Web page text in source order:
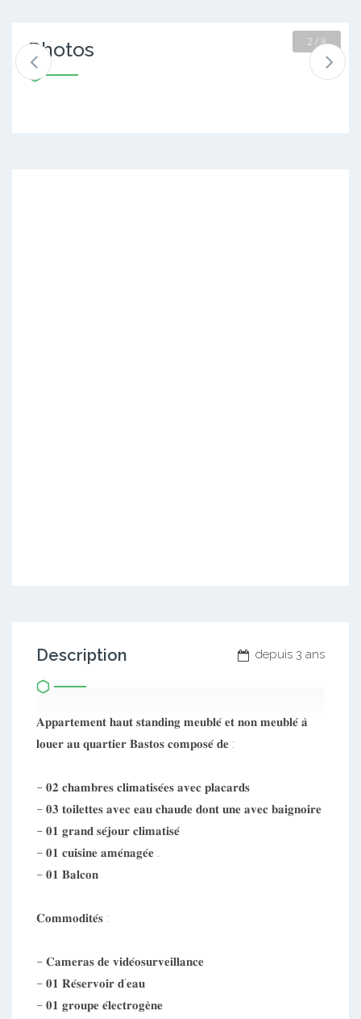
Photos 2 / 8
depuis 3 ans
Description
𝐀𝐩𝐩𝐚𝐫𝐭𝐞𝐦𝐞𝐧𝐭 𝐡𝐚𝐮𝐭 𝐬𝐭𝐚𝐧𝐝𝐢𝐧𝐠 𝐦𝐞𝐮𝐛𝐥𝐞́ 𝐞𝐭 𝐧𝐨𝐧 𝐦𝐞𝐮𝐛𝐥𝐞́ 𝐚̀
𝐥𝐨𝐮𝐞𝐫 𝐚𝐮 𝐪𝐮𝐚𝐫𝐭𝐢𝐞𝐫 𝐁𝐚𝐬𝐭𝐨𝐬 𝐜𝐨𝐦𝐩𝐨𝐬𝐞́ 𝐝𝐞 :
– 𝟎𝟐 𝐜𝐡𝐚𝐦𝐛𝐫𝐞𝐬 𝐜𝐥𝐢𝐦𝐚𝐭𝐢𝐬𝐞́𝐞𝐬 𝐚𝐯𝐞𝐜 𝐩𝐥𝐚𝐜𝐚𝐫𝐝𝐬
– 𝟎𝟑 𝐭𝐨𝐢𝐥𝐞𝐭𝐭𝐞𝐬 𝐚𝐯𝐞𝐜 𝐞𝐚𝐮 𝐜𝐡𝐚𝐮𝐝𝐞 𝐝𝐨𝐧𝐭 𝐮𝐧𝐞 𝐚𝐯𝐞𝐜 𝐛𝐚𝐢𝐠𝐧𝐨𝐢𝐫𝐞
– 𝟎𝟏 𝐠𝐫𝐚𝐧𝐝 𝐬𝐞́𝐣𝐨𝐮𝐫 𝐜𝐥𝐢𝐦𝐚𝐭𝐢𝐬𝐞́
– 𝟎𝟏 𝐜𝐮𝐢𝐬𝐢𝐧𝐞 𝐚𝐦𝐞́𝐧𝐚𝐠𝐞́𝐞 .
– 𝟎𝟏 𝐁𝐚𝐥𝐜𝐨𝐧
𝐂𝐨𝐦𝐦𝐨𝐝𝐢𝐭𝐞́𝐬 :
– 𝐂𝐚𝐦𝐞𝐫𝐚𝐬 𝐝𝐞 𝐯𝐢𝐝𝐞́𝐨𝐬𝐮𝐫𝐯𝐞𝐢𝐥𝐥𝐚𝐧𝐜𝐞
– 𝟎𝟏 𝐑𝐞́𝐬𝐞𝐫𝐯𝐨𝐢𝐫 𝐝’𝐞𝐚𝐮
– 𝟎𝟏 𝐠𝐫𝐨𝐮𝐩𝐞 𝐞́𝐥𝐞𝐜𝐭𝐫𝐨𝐠𝐞̀𝐧𝐞